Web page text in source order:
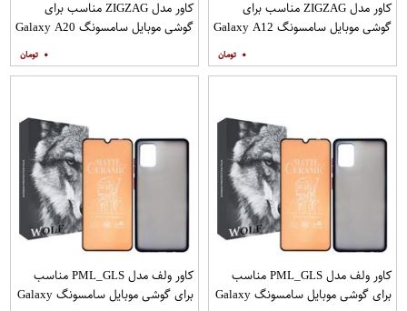
کاور مدل ZIGZAG مناسب برای
گوشی موبایل سامسونگ Galaxy A12
۰
کاور مدل ZIGZAG مناسب برای
گوشی موبایل سامسونگ Galaxy A20
۰
کاور ولف مدل PML_GLS مناسب
برای گوشی موبایل سامسونگ Galaxy
کاور ولف مدل PML_GLS مناسب
برای گوشی موبایل سامسونگ Galaxy